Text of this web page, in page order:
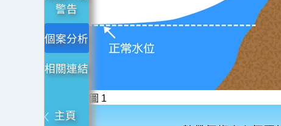
警告
個案分析
相關連結
主頁
圖 1